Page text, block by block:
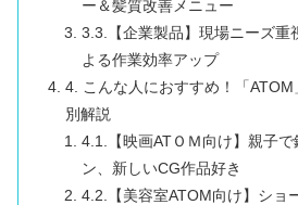
ー＆髪質改善メニュー
3.3.【企業製品】現場ニーズ重
よる作業効率アップ
4. こんな人におすすめ！「
別解説
4.1.【映画ATＯＭ向け】親子
ン、新しいCG作品好き
4.2.【美容室ATOM向け】ショ